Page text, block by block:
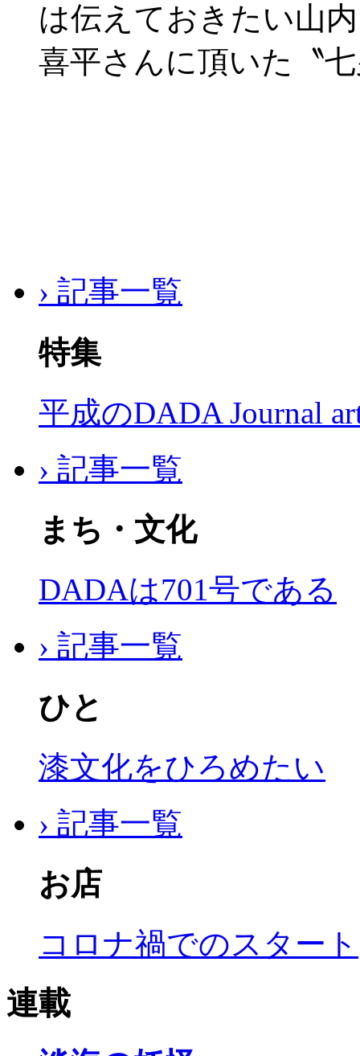
は伝えておきたい山
喜平さんに頂いた〝
› 記事一覧
特集
平成のDADA Journal
› 記事一覧
まち・文化
DADAは701号である
› 記事一覧
ひと
漆文化をひろめたい
› 記事一覧
お店
コロナ禍でのスタート
連載